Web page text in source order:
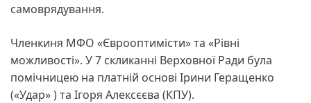
самоврядування.
Членкиня МФО «Єврооптимісти» та «Рівні
можливості». У 7 скликанні Верховної Ради була
помічницею на платній основі Ірини Геращенко
(«Удар» ) та Ігоря Алексєєва (КПУ).